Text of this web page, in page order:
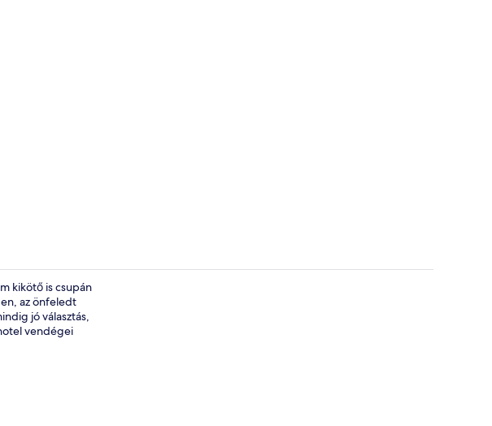
Külső rész
kikötő is csupán
az önfeledt
jó választás,
vendégei